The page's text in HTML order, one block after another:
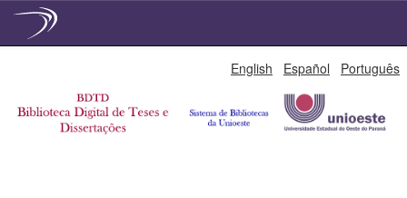
English Español Português